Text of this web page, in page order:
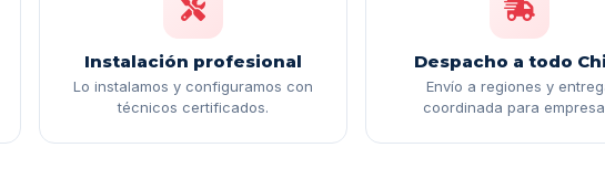
Instalación profesional
Lo instalamos y configuramos con
técnicos certificados.
Despacho a todo
Envío a regiones y
coordinada para